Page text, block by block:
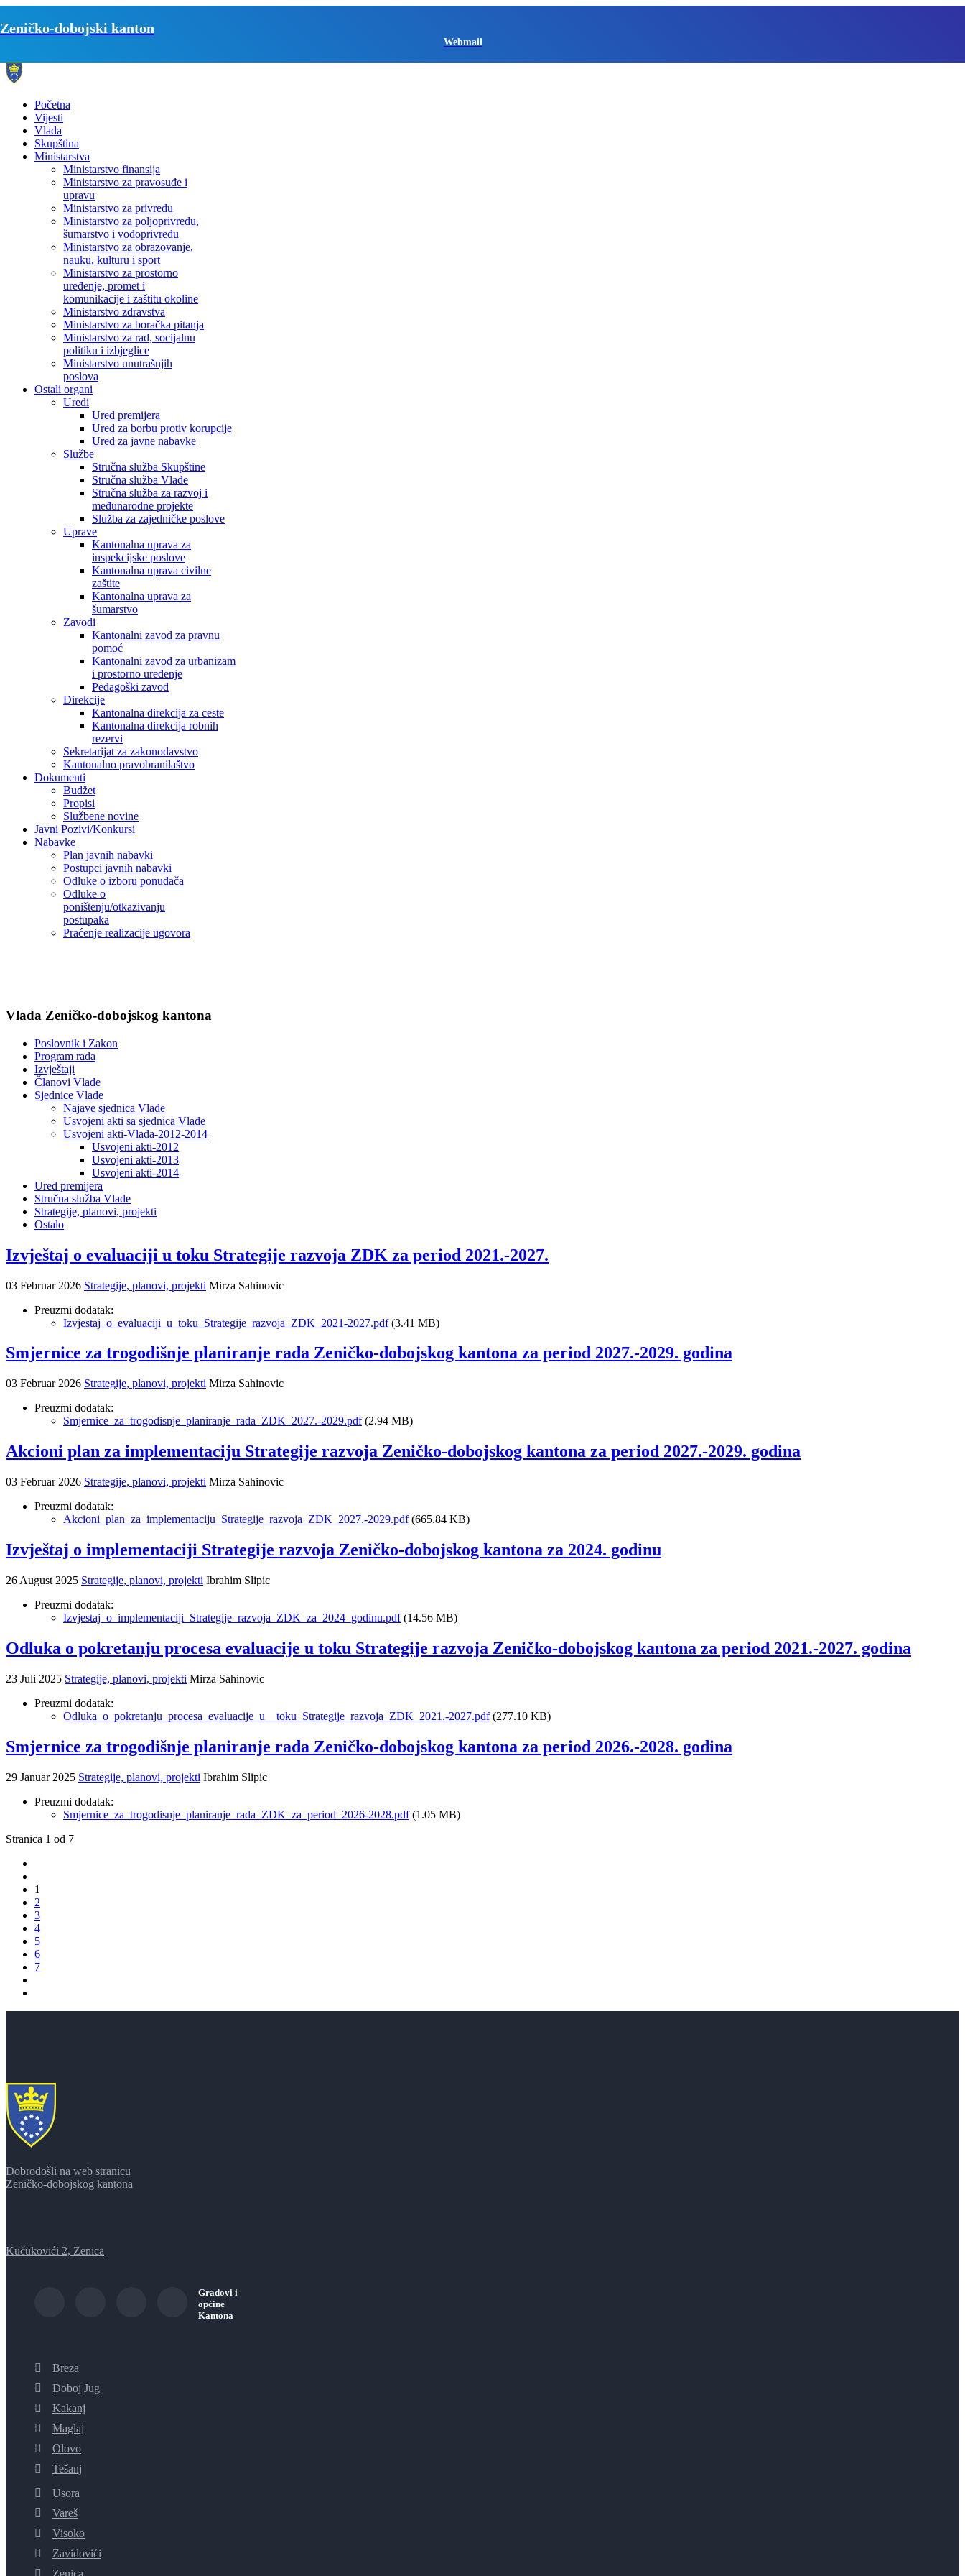
Zeničko-dobojski kanton
Webmail
Početna
Vijesti
Vlada
Skupština
Ministarstva
Ministarstvo finansija
Ministarstvo za pravosuđe i
upravu
Ministarstvo za privredu
Ministarstvo za poljoprivredu,
šumarstvo i vodoprivredu
Ministarstvo za obrazovanje,
nauku, kulturu i sport
Ministarstvo za prostorno
uređenje, promet i
komunikacije i zaštitu okoline
Ministarstvo zdravstva
Ministarstvo za boračka pitanja
Ministarstvo za rad, socijalnu
politiku i izbjeglice
Ministarstvo unutrašnjih
poslova
Ostali organi
Uredi
Ured premijera
Ured za borbu protiv korupcije
Ured za javne nabavke
Službe
Stručna služba Skupštine
Stručna služba Vlade
Stručna služba za razvoj i
međunarodne projekte
Služba za zajedničke poslove
Uprave
Kantonalna uprava za
inspekcijske poslove
Kantonalna uprava civilne
zaštite
Kantonalna uprava za
šumarstvo
Zavodi
Kantonalni zavod za pravnu
pomoć
Kantonalni zavod za urbanizam
i prostorno uređenje
Pedagoški zavod
Direkcije
Kantonalna direkcija za ceste
Kantonalna direkcija robnih
rezervi
Sekretarijat za zakonodavstvo
Kantonalno pravobranilaštvo
Dokumenti
Budžet
Propisi
Službene novine
Javni Pozivi/Konkursi
Nabavke
Plan javnih nabavki
Postupci javnih nabavki
Odluke o izboru ponuđača
Odluke o
poništenju/otkazivanju
postupaka
Praćenje realizacije ugovora
Vlada Zeničko-dobojskog kantona
Poslovnik i Zakon
Program rada
Izvještaji
Članovi Vlade
Sjednice Vlade
Najave sjednica Vlade
Usvojeni akti sa sjednica Vlade
Usvojeni akti-Vlada-2012-2014
Usvojeni akti-2012
Usvojeni akti-2013
Usvojeni akti-2014
Ured premijera
Stručna služba Vlade
Strategije, planovi, projekti
Ostalo
Izvještaj o evaluaciji u toku Strategije razvoja ZDK za period 2021.-2027.
03 Februar 2026 Strategije, planovi, projekti Mirza Sahinovic
Preuzmi dodatak:
Izvjestaj_o_evaluaciji_u_toku_Strategije_razvoja_ZDK_2021-2027.pdf(3.41 MB)
Smjernice za trogodišnje planiranje rada Zeničko-dobojskog kantona za period 2027.-2029. godina
03 Februar 2026 Strategije, planovi, projekti Mirza Sahinovic
Preuzmi dodatak:
Smjernice_za_trogodisnje_planiranje_rada_ZDK_2027.-2029.pdf(2.94 MB)
Akcioni plan za implementaciju Strategije razvoja Zeničko-dobojskog kantona za period 2027.-2029. godina
03 Februar 2026 Strategije, planovi, projekti Mirza Sahinovic
Preuzmi dodatak:
Akcioni_plan_za_implementaciju_Strategije_razvoja_ZDK_2027.-2029.pdf(665.84 KB)
Izvještaj o implementaciji Strategije razvoja Zeničko-dobojskog kantona za 2024. godinu
26 August 2025 Strategije, planovi, projekti Ibrahim Slipic
Preuzmi dodatak:
Izvjestaj_o_implementaciji_Strategije_razvoja_ZDK_za_2024_godinu.pdf(14.56 MB)
Odluka o pokretanju procesa evaluacije u toku Strategije razvoja Zeničko-dobojskog kantona za period 2021.-2027. godina
23 Juli 2025 Strategije, planovi, projekti Mirza Sahinovic
Preuzmi dodatak:
Odluka_o_pokretanju_procesa_evaluacije_u__toku_Strategije_razvoja_ZDK_2021.-2027.pdf(277.10 KB)
Smjernice za trogodišnje planiranje rada Zeničko-dobojskog kantona za period 2026.-2028. godina
29 Januar 2025 Strategije, planovi, projekti Ibrahim Slipic
Preuzmi dodatak:
Smjernice_za_trogodisnje_planiranje_rada_ZDK_za_period_2026-2028.pdf(1.05 MB)
Stranica 1 od 7
1
2
3
4
5
6
7
Dobrodošli na web stranicu
Zeničko-dobojskog kantona
Kučukovići 2, Zenica
Gradovi i
općine
Kantona
Breza
Doboj Jug
Kakanj
Maglaj
Olovo
Tešanj
Usora
Vareš
Visoko
Zavidovići